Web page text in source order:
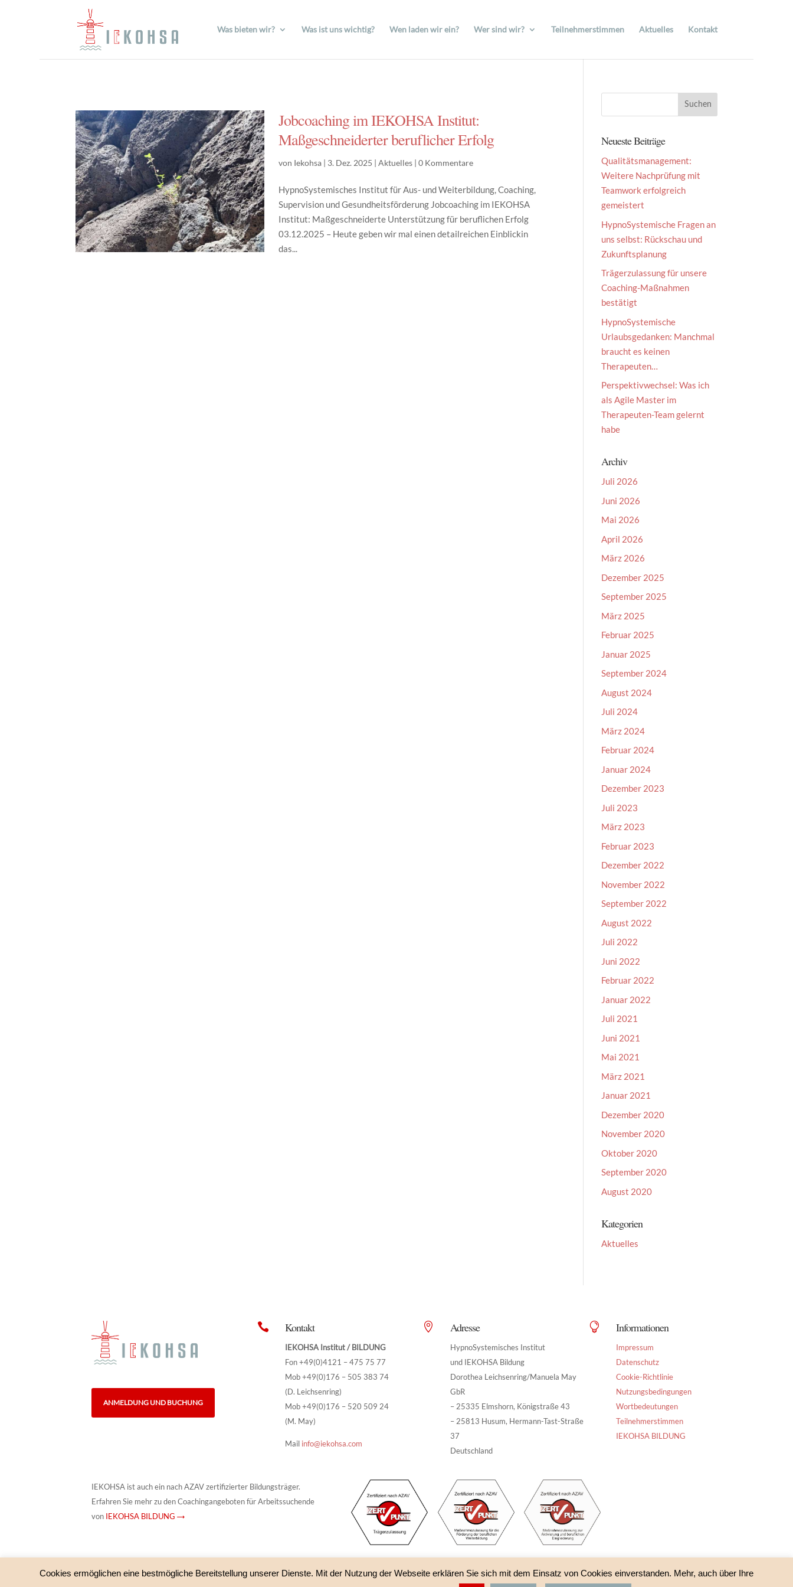
Was bieten wir? Was ist uns wichtig? Wen laden wir ein? Wer sind wir? Teilnehmerstimmen Aktuelles Kontakt
Jobcoaching im IEKOHSA Institut:
Maßgeschneiderter beruflicher Erfolg
von Iekohsa | 3. Dez. 2025 |Aktuelles |0 Kommentare
HypnoSystemisches Institut für Aus- und Weiterbildung, Coaching,
Supervision und Gesundheitsförderung Jobcoaching im IEKOHSA
Institut: Maßgeschneiderte Unterstützung für beruflichen Erfolg
03.12.2025 – Heute geben wir mal einen detailreichen Einblickin
das...
Neueste Beiträge
Qualitätsmanagement:
Weitere Nachprüfung mit
Teamwork erfolgreich
gemeistert
HypnoSystemische Fragen an
uns selbst: Rückschau und
Zukunftsplanung
Trägerzulassung für unsere
Coaching-Maßnahmen
bestätigt
HypnoSystemische
Urlaubsgedanken: Manchmal
braucht es keinen
Therapeuten…
Perspektivwechsel: Was ich
als Agile Master im
Therapeuten-Team gelernt
habe
Archiv
Juli 2026
Juni 2026
Mai 2026
April 2026
März 2026
Dezember 2025
September 2025
März 2025
Februar 2025
Januar 2025
September 2024
August 2024
Juli 2024
März 2024
Februar 2024
Januar 2024
Dezember 2023
Juli 2023
März 2023
Februar 2023
Dezember 2022
November 2022
September 2022
August 2022
Juli 2022
Juni 2022
Februar 2022
Januar 2022
Juli 2021
Juni 2021
Mai 2021
März 2021
Januar 2021
Dezember 2020
November 2020
Oktober 2020
September 2020
August 2020
Kategorien
Aktuelles
ANMELDUNG UND BUCHUNG
 Kontakt
IEKOHSA Institut / BILDUNG
Fon +49(0)4121 – 475 75 77
Mob +49(0)176 – 505 383 74
(D. Leichsenring)
Mob +49(0)176 – 520 509 24
(M. May)
Mail info@iekohsa.com
 Adresse
HypnoSystemisches Institut
und IEKOHSA Bildung
Dorothea Leichsenring/Manuela May
GbR
– 25335 Elmshorn, Königstraße 43
– 25813 Husum, Hermann-Tast-Straße
37
Deutschland
 Informationen
Impressum
Datenschutz
Cookie-Richtlinie
Nutzungsbedingungen
Wortbedeutungen
Teilnehmerstimmen
IEKOHSA BILDUNG
IEKOHSA ist auch ein nach AZAV zertifizierter Bildungsträger.
Erfahren Sie mehr zu den Coachingangeboten für Arbeitssuchende
von IEKOHSA BILDUNG →
Cookies ermöglichen eine bestmögliche Bereitstellung unserer Dienste. Mit der Nutzung der Webseite erklären Sie sich mit dem Einsatz von Cookies einverstanden. Mehr, auch über Ihre